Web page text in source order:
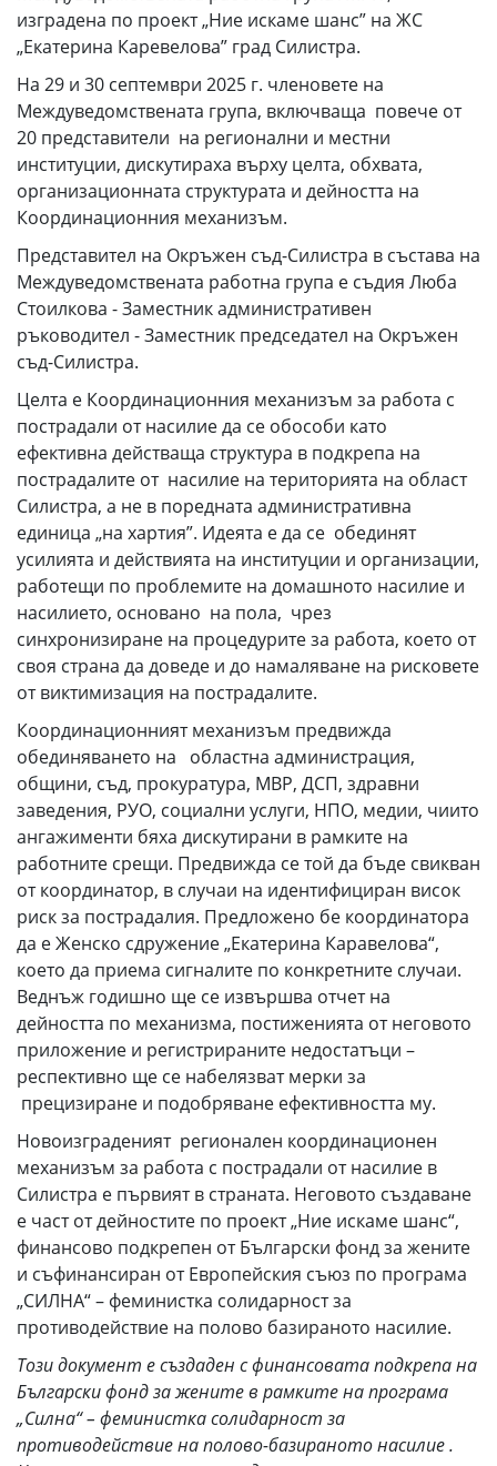
изградена по проект „Ние искаме шанс” на ЖС
„Екатерина Каревелова” град Силистра.
На 29 и 30 септември 2025 г. членовете на
Междуведомствената група, включваща повече от
20 представители на регионални и местни
институции, дискутираха върху целта, обхвата,
организационната структурата и дейността на
Координационния механизъм.
Представител на Окръжен съд-Силистра в състава на
Междуведомствената работна група е съдия Люба
Стоилкова - Заместник административен
ръководител - Заместник председател на Окръжен
съд-Силистра.
Целта е Координационния механизъм за работа с
пострадали от насилие да се обособи като
ефективна действаща структура в подкрепа на
пострадалите от насилие на територията на област
Силистра, а не в поредната административна
единица „на хартия”. Идеята е да се обединят
усилията и действията на институции и организации,
работещи по проблемите на домашното насилие и
насилието, основано на пола, чрез
синхронизиране на процедурите за работа, което от
своя страна да доведе и до намаляване на рисковете
от виктимизация на пострадалите.
Координационният механизъм предвижда
обединяването на областна администрация,
общини, съд, прокуратура, МВР, ДСП, здравни
заведения, РУО, социални услуги, НПО, медии, чиито
ангажименти бяха дискутирани в рамките на
работните срещи. Предвижда се той да бъде свикван
от координатор, в случаи на идентифициран висок
риск за пострадалия. Предложено бе координатора
да е Женско сдружение „Екатерина Каравелова“,
което да приема сигналите по конкретните случаи.
Веднъж годишно ще се извършва отчет на
дейността по механизма, постиженията от неговото
приложение и регистрираните недостатъци –
респективно ще се набелязват мерки за
прецизиране и подобряване ефективността му.
Новоизграденият регионален координационен
механизъм за работа с пострадали от насилие в
Силистра е първият в страната. Неговото създаване
е част от дейностите по проект „Ние искаме шанс“,
финансово подкрепен от Български фонд за жените
и съфинансиран от Европейския съюз по програма
„СИЛНА“ – феминистка солидарност за
противодействие на полово базираното насилие.
Този документ е създаден с финансовата подкрепа на
Български фонд за жените в рамките на програма
„Силна“ – феминистка солидарност за
противодействие на полово-базираното насилие .